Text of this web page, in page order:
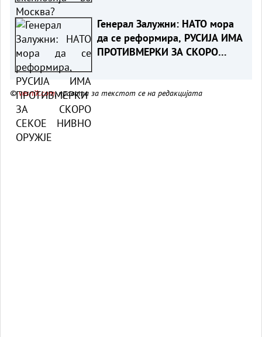
Генерал Залужни: НАТО мора
да се реформира, РУСИЈА ИМА
ПРОТИВМЕРКИ ЗА СКОРО
©vesnik.com, правата за текстот се на редакцијата